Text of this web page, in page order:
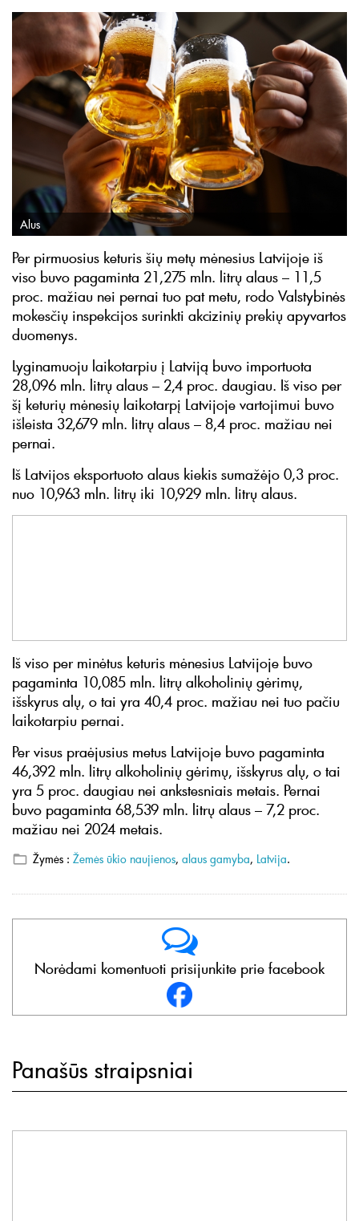
Alus
Per pirmuosius keturis šių metų mėnesius Latvijoje iš
viso buvo pagaminta 21,275 mln. litrų alaus – 11,5
proc. mažiau nei pernai tuo pat metu, rodo Valstybinės
mokesčių inspekcijos surinkti akcizinių prekių apyvartos
duomenys.
Lyginamuoju laikotarpiu į Latviją buvo importuota
28,096 mln. litrų alaus – 2,4 proc. daugiau. Iš viso per
šį keturių mėnesių laikotarpį Latvijoje vartojimui buvo
išleista 32,679 mln. litrų alaus – 8,4 proc. mažiau nei
pernai.
Iš Latvijos eksportuoto alaus kiekis sumažėjo 0,3 proc.
nuo 10,963 mln. litrų iki 10,929 mln. litrų alaus.
Iš viso per minėtus keturis mėnesius Latvijoje buvo
pagaminta 10,085 mln. litrų alkoholinių gėrimų,
išskyrus alų, o tai yra 40,4 proc. mažiau nei tuo pačiu
laikotarpiu pernai.
Per visus praėjusius metus Latvijoje buvo pagaminta
46,392 mln. litrų alkoholinių gėrimų, išskyrus alų, o tai
yra 5 proc. daugiau nei ankstesniais metais. Pernai
buvo pagaminta 68,539 mln. litrų alaus – 7,2 proc.
mažiau nei 2024 metais.
Žymės : Žemės ūkio naujienos, alaus gamyba, Latvija.
Norėdami komentuoti prisijunkite prie facebook
Panašūs straipsniai